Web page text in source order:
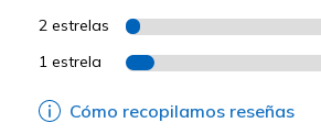
2 estrelas
1 estrela
Cómo recopilamos reseñas